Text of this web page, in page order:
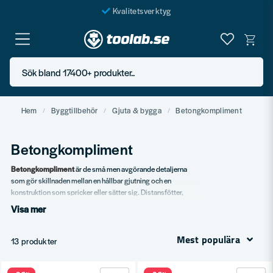
Kvalitetsverktyg
Fraktfritt över 999 SEK*
En järnhandel för alla
Butik i Göteborg
Sök bland 17400+ produkter..
Hem Byggtillbehör Gjuta & bygga Betongkompliment
Betongkompliment
Betongkomplimentär de små men avgörande detaljerna
som gör skillnaden mellan en hållbar gjutning och en
konstruktion som spricker eller sätter sig. Distansfötter,
armeringsstöd, formstöd och kantlister är produkterna som
inte syns i slutresultatet men som avgör hela konstruktionens
betongkompliment för plattor, väggar och pelare. Vi
använder själva produkterna i grundarbeten och vet vilka
Visa mer
13 produkter Mest populära